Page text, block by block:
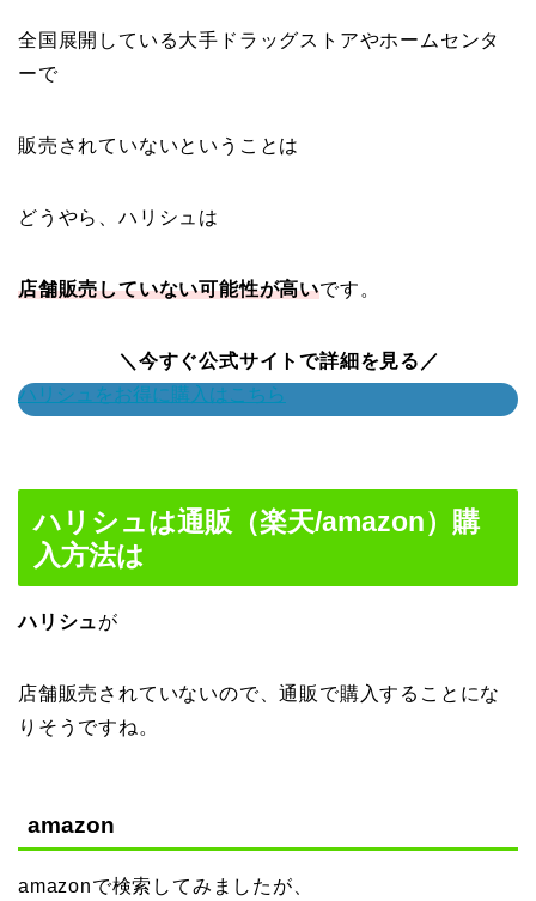
全国展開している大手ドラッグストアやホームセンタ
ーで
販売されていないということは
どうやら、ハリシュは
店舗販売していない可能性が高いです。
＼今すぐ公式サイトで詳細を見る／
ハリシュをお得に購入はこちら
ハリシュは通販（楽天/amazon）購
入方法は
ハリシュが
店舗販売されていないので、通販で購入することにな
りそうですね。
amazon
amazonで検索してみましたが、